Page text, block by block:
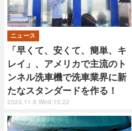
「早くて、安くて、簡単、キ
レイ」、アメリカで主流のト
ンネル洗車機で洗車業界に新
たなスタンダードを作る！
ニュース
2023.11.8 Wed 15:22